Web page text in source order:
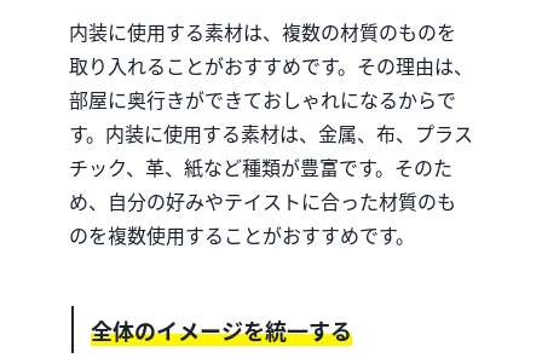
内装に使用する素材は、複数の材質のものを
取り入れることがおすすめです。その理由は、
部屋に奥行きができておしゃれになるからで
す。内装に使用する素材は、金属、布、プラス
チック、革、紙など種類が豊富です。そのた
め、自分の好みやテイストに合った材質のも
のを複数使用することがおすすめです。
全体のイメージを統一する